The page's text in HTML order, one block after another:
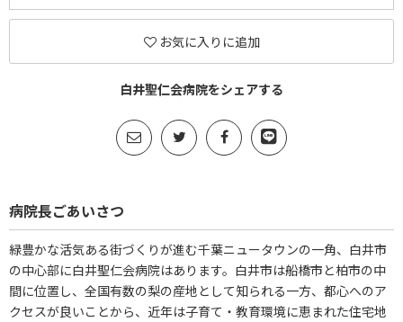
お気に入りに追加
白井聖仁会病院をシェアする
病院長ごあいさつ
緑豊かな活気ある街づくりが進む千葉ニュータウンの一角、白井市
の中心部に白井聖仁会病院はあります。白井市は船橋市と柏市の中
間に位置し、全国有数の梨の産地として知られる一方、都心へのア
クセスが良いことから、近年は子育て・教育環境に恵まれた住宅地